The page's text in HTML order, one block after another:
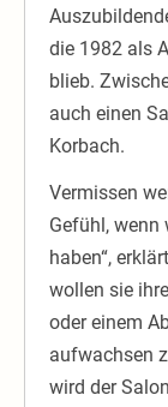
die 1982 als
blieb.
auch einen
Korbach.
Vermissen
Gefühl, wenn
haben“,
wollen sie
oder einem
aufwachsen
wird der